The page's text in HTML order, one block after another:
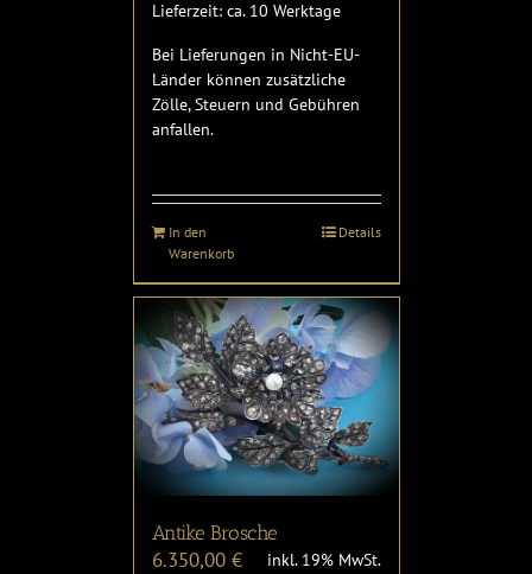
Lieferzeit: ca. 10 Werktage
Bei Lieferungen in Nicht-EU-
Länder können zusätzliche
Zölle, Steuern und Gebühren
anfallen.
In den
Warenkorb
Details
Antike Brosche
6.350,00 €
inkl. 19% MwSt.